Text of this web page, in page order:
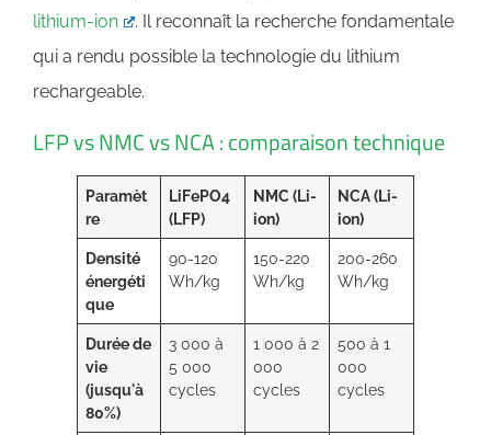
lithium-ion
. Il reconnaît la recherche fondamentale
qui a rendu possible la technologie du lithium
rechargeable.
LFP vs NMC vs NCA : comparaison technique
Paramèt
re
LiFePO4
(LFP)
NMC (Li-
ion)
NCA (Li-
ion)
Densité
énergéti
que
90-120
Wh/kg
150-220
Wh/kg
200-260
Wh/kg
Durée de
vie
(jusqu'à
80%)
3 000 à
5 000
cycles
1 000 à 2
000
cycles
500 à 1
000
cycles